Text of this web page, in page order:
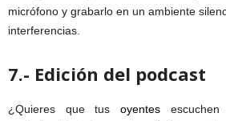
micrófono y grabarlo en un ambiente
interferencias.
7.- Edición del podcast
¿Quieres que tus oyentesescuchen